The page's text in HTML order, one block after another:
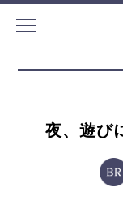
夜、遊び